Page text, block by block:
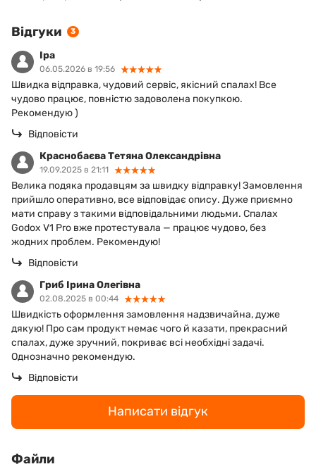
Відгуки 3
Іра
06.05.2026 в 19:56
Швидка відправка, чудовий сервіс, якісний спалах! Все
чудово працює, повністю задоволена покупкою.
Рекомендую )
Відповісти
Краснобаєва Тетяна Олександрівна
19.09.2025 в 21:11
Велика подяка продавцям за швидку відправку! Замовлення
прийшло оперативно, все відповідає опису. Дуже приємно
мати справу з такими відповідальними людьми. Спалах
Godox V1 Pro вже протестувала — працює чудово, без
жодних проблем. Рекомендую!
Відповісти
Гриб Ірина Олегівна
02.08.2025 в 00:44
Швидкість оформлення замовлення надзвичайна, дуже
дякую! Про сам продукт немає чого й казати, прекрасний
спалах, дуже зручний, покриває всі необхідні задачі.
Однозначно рекомендую.
Відповісти
Написати відгук
Файли